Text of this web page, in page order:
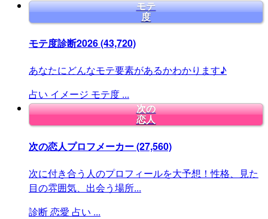
モテ
度
モテ度診断2026(43,720)
あなたにどんなモテ要素があるかわかります♪
占い イメージ モテ度 ...
次の
恋人
次の恋人プロフメーカー(27,560)
次に付き合う人のプロフィールを大予想！性格、見た
目の雰囲気、出会う場所...
診断恋愛 占い ...